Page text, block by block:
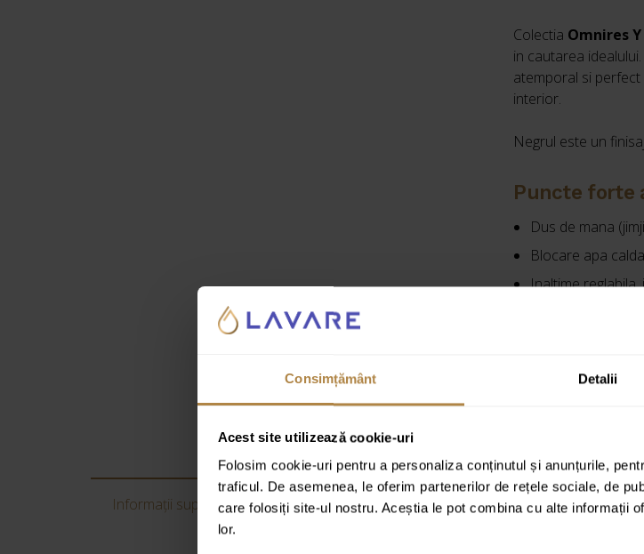
Consimțământ Detalii
Acest site utilizează cookie-uri
Folosim cookie-uri pentru a personaliza conținutul și anunțurile,
traficul. De asemenea, le oferim partenerilor de rețele sociale, de
care folosiți site-ul nostru. Aceștia le pot combina cu alte informații
lor.
negru
mat
Omnires
Y
palarie
dus
Colectia OmniresY
in cautarea
atemporal si perfect
interior.
Negrul este un
Puncte forte
Dus de mana
Blocare apa
Inaltime
Cod produs: Y1244JBL
Informații suplimentare Recenzii